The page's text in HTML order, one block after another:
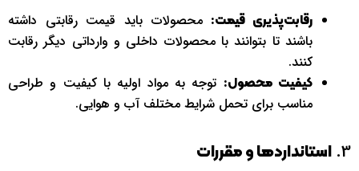
رقابت‌پذیری قیمت: محصولات باید قیمت رقابتی داشته
باشند تا بتوانند با محصولات داخلی و وارداتی دیگر رقابت
کنند.
کیفیت محصول: توجه به مواد اولیه با کیفیت و طراحی
مناسب برای تحمل شرایط مختلف آب و هوایی.
3. استانداردها و مقررات